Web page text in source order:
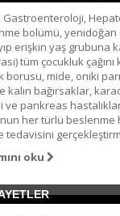
Gastroenteroloji,
bolümü,
erişkin yaş grubuna
tüm çocukluk
borusu, mide, oniki
kalın bağırsaklar,
ve pankreas
her türlü beslenme
tedavisini
oku